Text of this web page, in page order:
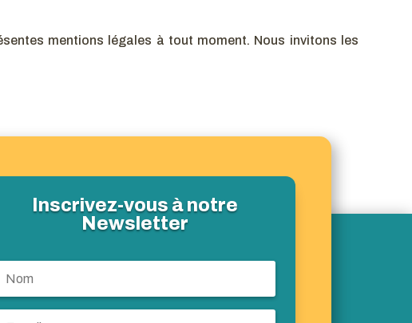
mentions légales à tout moment. Nous invitons les
Inscrivez-vous à notre
Newsletter